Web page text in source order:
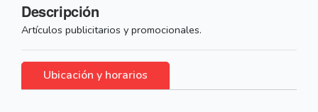
Descripción
Artículos publicitarios y promocionales.
Ubicación y horarios